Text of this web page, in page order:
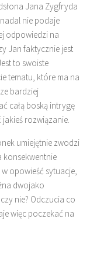
Jana Zygfryda
nie podaje
odpowiedzi na
Jan faktycznie jest
to swoiste
tematu, które ma na
bardziej
całą boską intrygę
jakieś rozwiązanie.
umiejętnie zwodzi
konsekwentnie
opowieść sytuacje,
dwojako
nie? Odczucia co
więc poczekać na